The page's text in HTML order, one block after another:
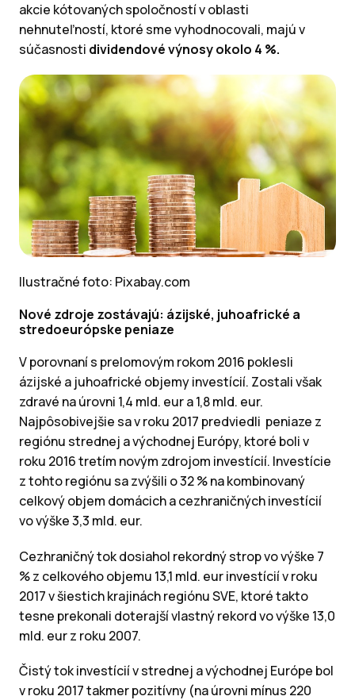
akcie kótovaných spoločností v oblasti
nehnuteľností, ktoré sme vyhodnocovali, majú v
súčasnosti dividendové výnosy okolo 4 %.
Ilustračné foto: Pixabay.com
Nové zdroje zostávajú: ázijské, juhoafrické a
stredoeurópske peniaze
V porovnaní s prelomovým rokom 2016 poklesli
ázijské a juhoafrické objemy investícií. Zostali však
zdravé na úrovni 1,4 mld. eur a 1,8 mld. eur.
Najpôsobivejšie sa v roku 2017 predviedli peniaze z
regiónu strednej a východnej Európy, ktoré boli v
roku 2016 tretím novým zdrojom investícií. Investície
z tohto regiónu sa zvýšili o 32 % na kombinovaný
celkový objem domácich a cezhraničných investícií
vo výške 3,3 mld. eur.
Cezhraničný tok dosiahol rekordný strop vo výške 7
% z celkového objemu 13,1 mld. eur investícií v roku
2017 v šiestich krajinách regiónu SVE, ktoré takto
tesne prekonali doterajší vlastný rekord vo výške 13,0
mld. eur z roku 2007.
Čistý tok investícií v strednej a východnej Európe bol
v roku 2017 takmer pozitívny (na úrovni mínus 220